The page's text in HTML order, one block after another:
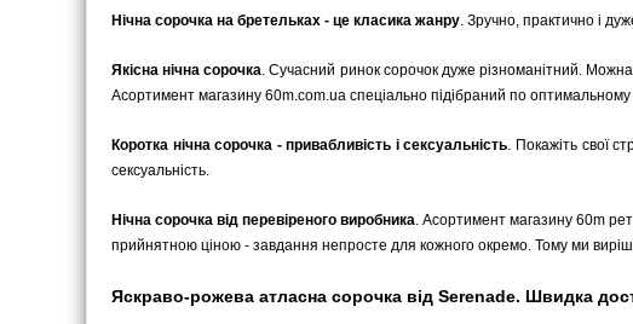
Нічна сорочка на бретельках - це класика жанру. Зручно, практично і
Якісна нічна сорочка. Сучасний ринок сорочок дуже різноманітний. Можна
Асортимент магазину 60m.com.ua спеціально підібраний по оптимальному
Коротка нічна сорочка - привабливість і сексуальність. Покажіть свої
сексуальність.
Нічна сорочка від перевіреного виробника. Асортимент магазину 60m
прийнятною ціною - завдання непросте для кожного окремо. Тому ми
Яскраво-рожева атласна сорочка від Serenade. Швидка